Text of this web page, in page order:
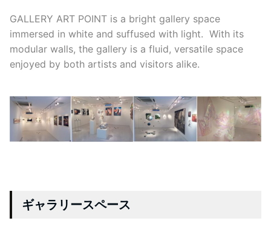
GALLERY ART POINT is a bright gallery space
immersed in white and suffused with light. With its
modular walls, the gallery is a fluid, versatile space
enjoyed by both artists and visitors alike.
ギャラリースペース